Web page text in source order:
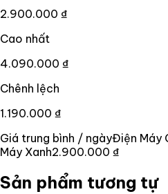
2.900.000 ₫
Cao nhất
4.090.000 ₫
Chênh lệch
1.190.000 ₫
Giá trung bình / ngàyĐiện Máy
Máy Xanh2.900.000 ₫
Sản phẩm tương tự